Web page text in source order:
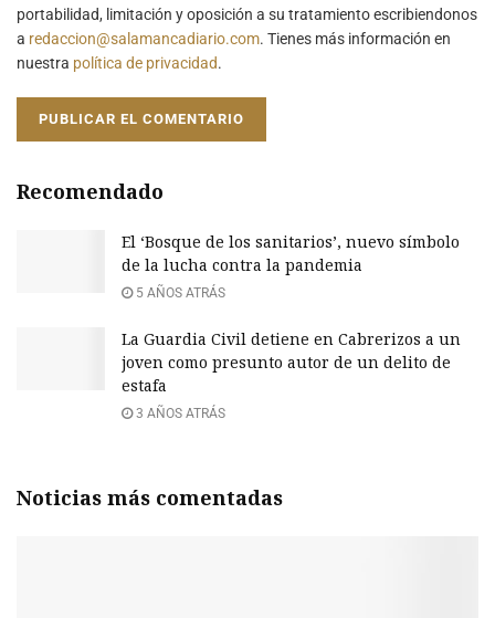
portabilidad, limitación y oposición a su tratamiento escribiendonos
a redaccion@salamancadiario.com. Tienes más información en
nuestra política de privacidad.
Recomendado
El ‘Bosque de los sanitarios’, nuevo símbolo
de la lucha contra la pandemia
5 AÑOS ATRÁS
La Guardia Civil detiene en Cabrerizos a un
joven como presunto autor de un delito de
estafa
3 AÑOS ATRÁS
Noticias más comentadas